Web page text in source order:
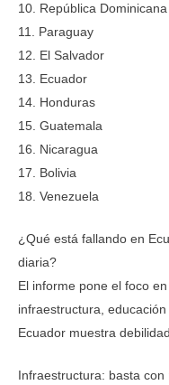
10. República Dominicana
11. Paraguay
12. El Salvador
13. Ecuador
14. Honduras
15. Guatemala
16. Nicaragua
17. Bolivia
18. Venezuela
¿Qué está fallando en
diaria?
El informe pone el foco
infraestructura,
Ecuador muestra
Infraestructura: basta